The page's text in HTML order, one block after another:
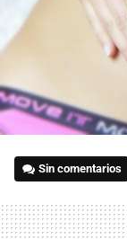
Sin comentarios